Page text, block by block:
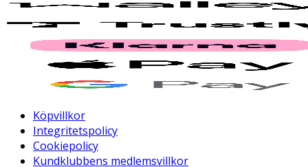
Köpvillkor
Integritetspolicy
Cookiepolicy
Kundklubbens medlemsvillkor